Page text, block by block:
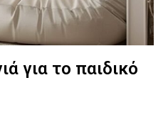
για το παιδικό